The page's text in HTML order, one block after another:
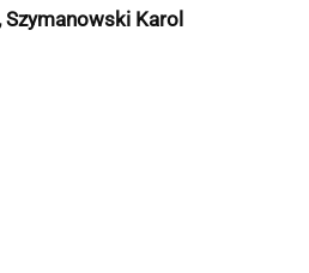
Szymanowski Karol